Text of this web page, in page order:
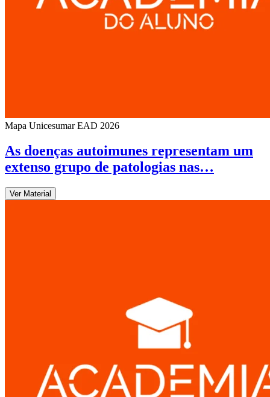
Mapa Unicesumar EAD 2026
As doenças autoimunes representam um
extenso grupo de patologias nas…
Ver Material